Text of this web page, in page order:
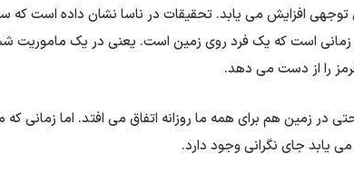
توجهی افزایش می یابد. تحقیقات در ناسا نشان داده است
54 درصد بیشتر از زمانی است که یک فرد روی زمین است. یعنی در یک
را از دست می دهد.
زمین هم برای همه ما روزانه اتفاق می افتد. اما زمانی که
یابد جای نگرانی وجود دارد.